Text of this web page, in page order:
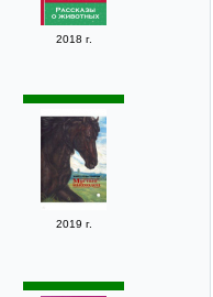
2018 г.
2019 г.